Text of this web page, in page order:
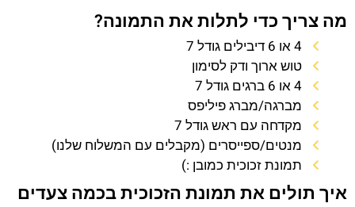
מה צריך כדי לתלות את התמונה?
4 או 6 דיבילים גודל 7
טוש ארוך ודק לסימון
4 או 6 ברגים גודל 7
מברגה/מברג פיליפס
מקדחה עם ראש גודל 7
מנטים/ספייסרים (מקבלים עם המשלוח שלנו)
תמונת זכוכית כמובן :)
איך תולים את תמונת הזכוכית בכמה צעדים